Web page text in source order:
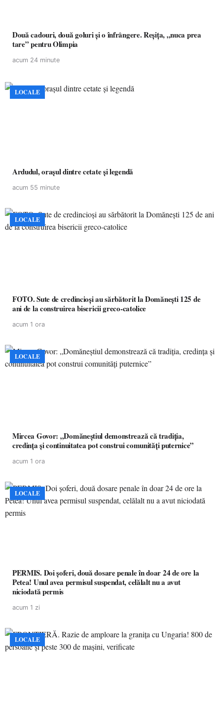
Două cadouri, două goluri și o înfrângere. Reșița, „nuca prea
tare” pentru Olimpia
acum 24 minute
LOCALE
Ardudul, orașul dintre cetate și legendă
acum 55 minute
LOCALE
FOTO. Sute de credincioși au sărbătorit la Domănești 125 de
ani de la construirea bisericii greco-catolice
acum 1 ora
LOCALE
Mircea Govor: „Domăneștiul demonstrează că tradiția,
credința și continuitatea pot construi comunități puternice”
acum 1 ora
LOCALE
PERMIS. Doi șoferi, două dosare penale în doar 24 de ore la
Petea! Unul avea permisul suspendat, celălalt nu a avut
niciodată permis
acum 1 zi
LOCALE